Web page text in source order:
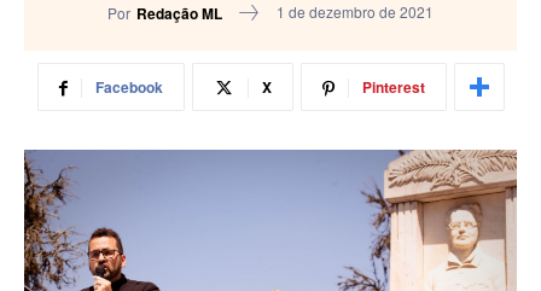
Por Redação ML 1 de dezembro de 2021
Facebook X Pinterest